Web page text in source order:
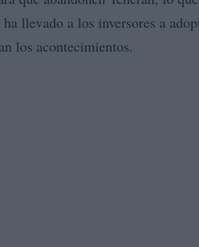
llevado a los inversores a
los acontecimientos.